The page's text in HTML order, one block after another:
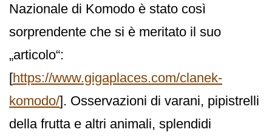
Nazionale di Komodo è stato così
sorprendente che si è meritato il suo
„articolo“:
[https://www.gigaplaces.com/clanek-
komodo/]. Osservazioni di varani, pipistrelli
della frutta e altri animali, splendidi